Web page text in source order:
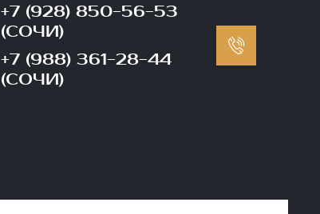
+7 (928) 850-56-53
(СОЧИ)
+7 (988) 361-28-44
(СОЧИ)